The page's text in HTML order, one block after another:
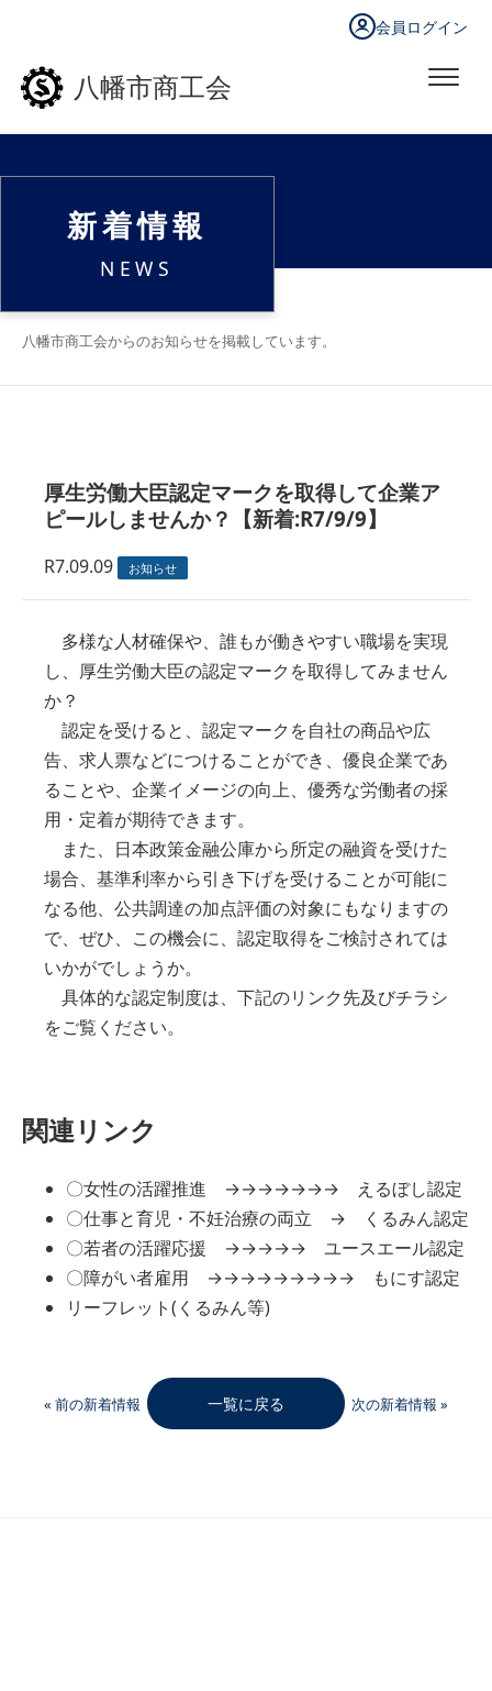
八幡市商工会
会員ログイン
新着情報
NEWS
八幡市商工会からのお知らせを掲載しています。
厚生労働大臣認定マークを取得して企業ア
ピールしませんか？【新着:R7/9/9】
R7.09.09 お知らせ
多様な人材確保や、誰もが働きやすい職場を実現
し、厚生労働大臣の認定マークを取得してみません
か？
認定を受けると、認定マークを自社の商品や広
告、求人票などにつけることができ、優良企業であ
ることや、企業イメージの向上、優秀な労働者の採
用・定着が期待できます。
また、日本政策金融公庫から所定の融資を受けた
場合、基準利率から引き下げを受けることが可能に
なる他、公共調達の加点評価の対象にもなりますの
で、ぜひ、この機会に、認定取得をご検討されては
いかがでしょうか。
具体的な認定制度は、下記のリンク先及びチラシ
をご覧ください。
関連リンク
〇女性の活躍推進 →→→→→→→ えるぼし認定
〇仕事と育児・不妊治療の両立 → くるみん認定
〇若者の活躍応援 →→→→→ ユースエール認定
〇障がい者雇用 →→→→→→→→→ もにす認定
リーフレット(くるみん等)
« 前の新着情報 一覧に戻る 次の新着情報 »